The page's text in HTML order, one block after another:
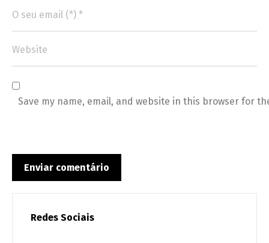
Save my name, email, and website in this browser for
Redes Sociais